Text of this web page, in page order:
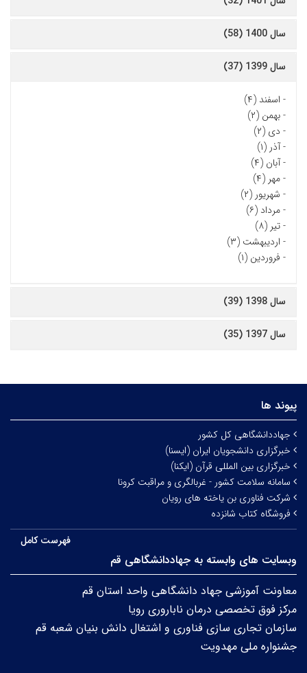
سال 1400 (58)
سال 1399 (37)
- اسفند (۴)
-بهمن (۲)
- دی (۲)
-آذر (۱)
-آبان (۴)
-مهر (۴)
- شهریور (۲)
-مرداد (۶)
-تیر (۸)
- اردیبهشت (۳)
- فروردین (۱)
سال 1398 (39)
سال 1397 (35)
پیوند ها
جهاددانشگاهی کل کشور
خبرگزاری دانشجویان ایران (ایسنا)
خبرگزاری بین المللی قرآن (ایکنا)
سامانه سلامت کشور - غربالگری و مراقبت کرونا
شرکت فناوری بن یاخته های رویان
فروشگاه کتاب شانزده
فهرست کامل
وبسایت های وابسته به جهاددانشگاهی قم
معاونت آموزشی جهاد دانشگاهی واحد استان قم
مرکز فوق تخصصی درمان ناباروری رویا
سازمان تجاری سازی فناوری و اشتغال دانش بنیان شعبه قم
جشنواره ملی مهدویت